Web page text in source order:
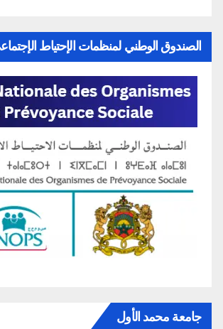
الصندوق الوطني لمنظمات الإحتياط
جامعة محمد الأول